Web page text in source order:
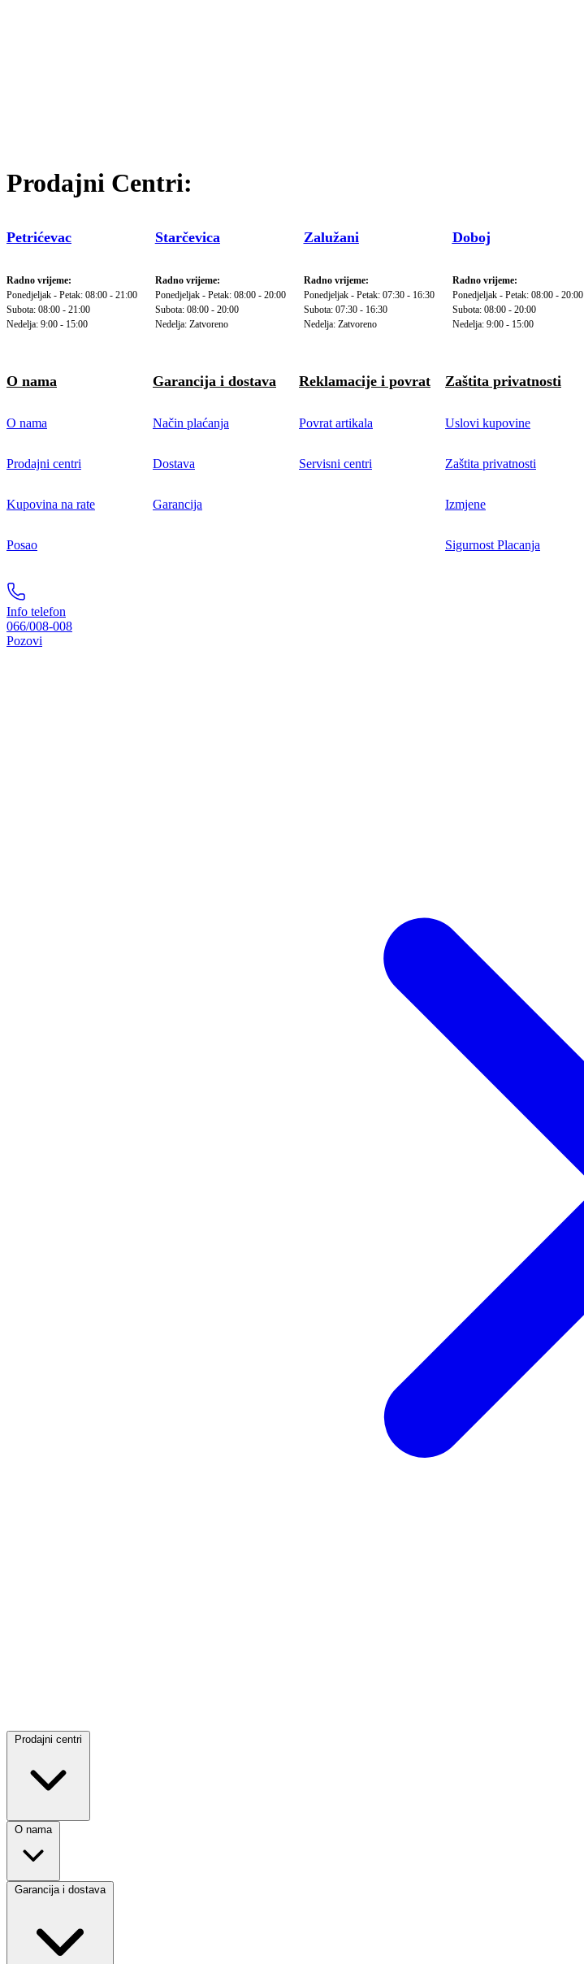
Prodajni Centri:
Petrićevac
Radno vrijeme:
Ponedjeljak - Petak: 08:00 - 21:00
Subota: 08:00 - 21:00
Nedelja: 9:00 - 15:00
Starčevica
Radno vrijeme:
Ponedjeljak - Petak: 08:00 - 20:00
Subota: 08:00 - 20:00
Nedelja: Zatvoreno
Zalužani
Radno vrijeme:
Ponedjeljak - Petak: 07:30 - 16:30
Subota: 07:30 - 16:30
Nedelja: Zatvoreno
Doboj
Radno vrijeme:
Ponedjeljak - Petak: 08:00 - 20:00
Subota: 08:00 - 20:00
Nedelja: 9:00 - 15:00
O nama
O nama
Prodajni centri
Kupovina na rate
Posao
Garancija i dostava
Način plaćanja
Dostava
Garancija
Reklamacije i povrat
Povrat artikala
Servisni centri
Zaštita privatnosti
Uslovi kupovine
Zaštita privatnosti
Izmjene
Sigurnost Placanja
Info telefon
066/008-008
Pozovi
Prodajni centri
O nama
Garancija i dostava